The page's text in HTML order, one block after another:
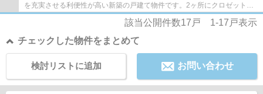
を充実させる利便性が高い新築の戸建て物件です。2ヶ所にクロゼットを
設けており、収納力も自慢のポイントです。...
該当公開件数17 戸 1-17 戸表示
チェックした物件をまとめて
お問い合わせ
検討リストに追加